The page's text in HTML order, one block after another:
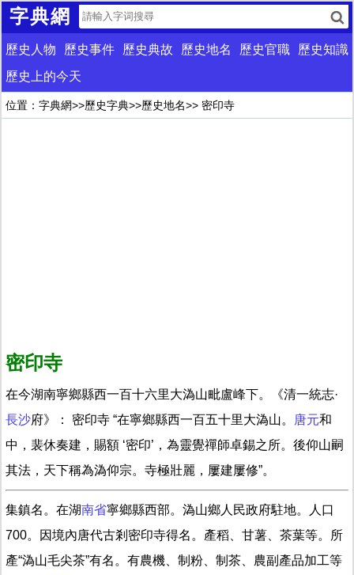
字典網
歷史人物 歷史事件 歷史典故 歷史地名 歷史官職
歷史知識
歷史上的今天
位置： 字典網>>歷史字典>>歷史地名>> 密印寺
密印寺
在今湖南寧鄉縣西一百十六里大溈山毗盧峰下。《清一統志·
長沙府》： 密印寺 “在寧鄉縣西一百五十里大溈山。 唐元和
中，裴休奏建，賜額 ‘密印’，為靈覺禪師卓錫之所。後仰山嗣
其法，天下稱為溈仰宗。寺極壯麗，屢建屢修”。
集鎮名。在湖南省寧鄉縣西部。溈山鄉人民政府駐地。人口
700。因境內唐代古剎密印寺得名。產稻、甘薯、茶葉等。所
產“溈山毛尖茶”有名。有農機、制粉、制茶、農副產品加工等